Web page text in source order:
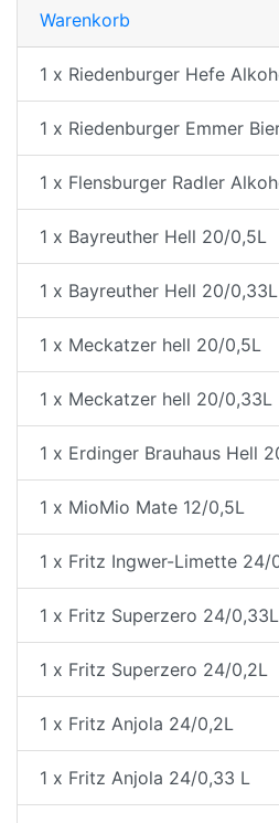
Warenkorb
1 x Riedenburger Hefe
1 x Riedenburger Emmer
1 x Flensburger Radler
1 x Bayreuther Hell 20/0,5L
1 x Bayreuther Hell 20/0,33L
1 x Meckatzer hell 20/0,5L
1 x Meckatzer hell 20/0,33L
1 x Erdinger Brauhaus Hell
1 x MioMio Mate 12/0,5L
1 x Fritz Ingwer-Limette 24/
1 x Fritz Superzero 24/0,33L
1 x Fritz Superzero 24/0,2L
1 x Fritz Anjola 24/0,2L
1 x Fritz Anjola 24/0,33 L